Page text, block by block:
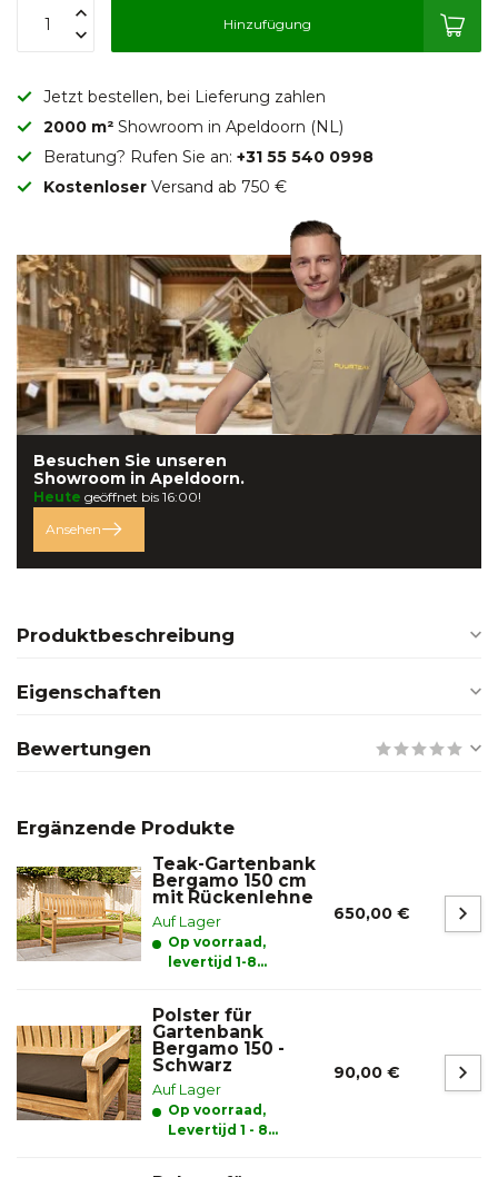
Hinzufügung
Jetzt bestellen, bei Lieferung zahlen
2000 m² Showroom in Apeldoorn (NL)
Beratung? Rufen Sie an: +31 55 540 0998
Kostenloser Versand ab 750 €
Besuchen Sie unseren
Showroom in Apeldoorn.
Heute geöffnet bis 16:00!
Ansehen
Produktbeschreibung
Eigenschaften
Bewertungen
Ergänzende Produkte
Teak-Gartenbank
Bergamo 150 cm
mit Rückenlehne
Auf Lager
Op voorraad,
levertijd 1-8
650,00 €
Polster für
Gartenbank
Bergamo 150 -
Schwarz
Auf Lager
Op voorraad,
Levertijd 1 - 8
90,00 €